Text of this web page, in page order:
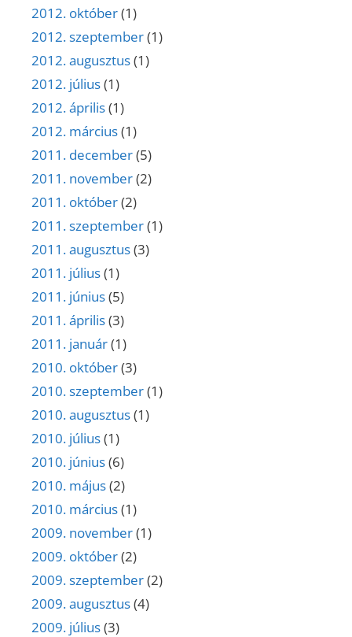
2012. október(1)
2012. szeptember(1)
2012. augusztus(1)
2012. július(1)
2012. április(1)
2012. március(1)
2011. december(5)
2011. november(2)
2011. október(2)
2011. szeptember(1)
2011. augusztus(3)
2011. július(1)
2011. június(5)
2011. április(3)
2011. január(1)
2010. október(3)
2010. szeptember(1)
2010. augusztus(1)
2010. július(1)
2010. június(6)
2010. május(2)
2010. március(1)
2009. november(1)
2009. október(2)
2009. szeptember(2)
2009. augusztus(4)
2009. július(3)